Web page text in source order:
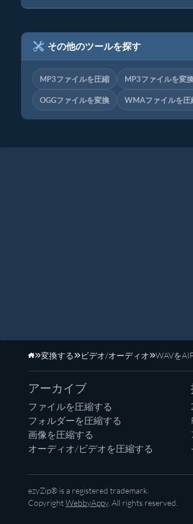
その他のツールを探す
MP3ファイルを圧縮 MP3ファイルを変
OGGファイルを変換 WMAファイルを圧
ホーム
変換する ビデオ/オーディオ WAVを
アーカイブ
ファイルを圧縮する
フォルダーを圧縮する
画像を圧縮する
オーディオ/ビデオを圧縮する
ezyZip® is a registered trademark.
CopyrightWebbyAppy. All rights reserved.